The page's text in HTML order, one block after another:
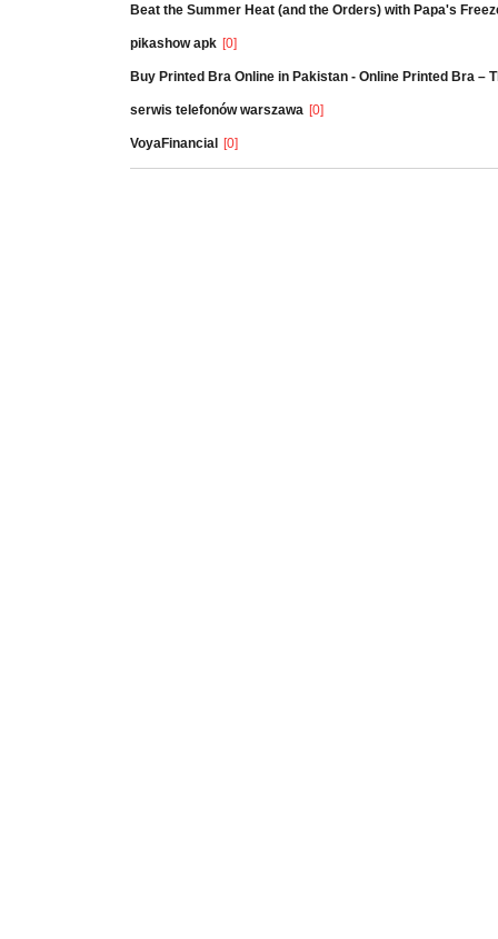
Beat the Summer Heat (and the Orders) with Papa's
pikashow apk [0]
Buy Printed Bra Online in Pakistan - Online Printed Bra –
serwis telefonów warszawa [0]
VoyaFinancial [0]